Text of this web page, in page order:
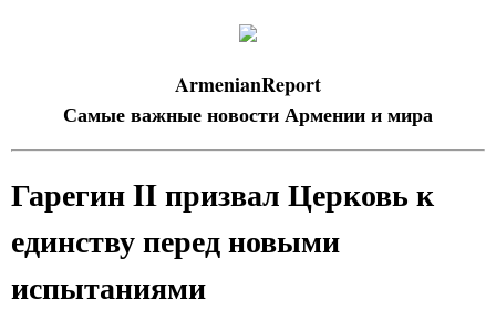
ArmenianReport
Самые важные новости Армении и мира
Гарегин II призвал Церковь к
единству перед новыми
испытаниями